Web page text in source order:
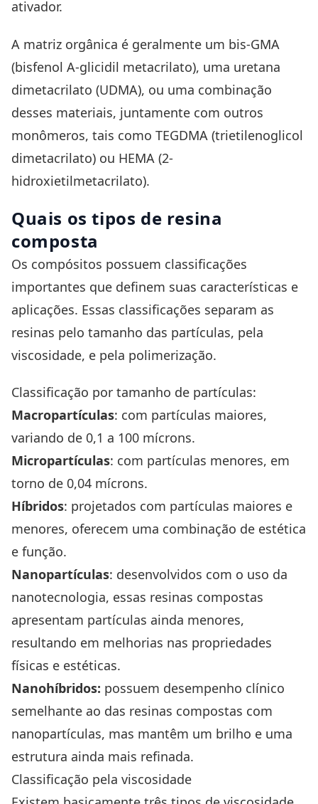
ativador.
A matriz orgânica é geralmente um bis-GMA
(bisfenol A-glicidil metacrilato), uma uretana
dimetacrilato (UDMA), ou uma combinação
desses materiais, juntamente com outros
monômeros, tais como TEGDMA (trietilenoglicol
dimetacrilato) ou HEMA (2-
hidroxietilmetacrilato).
Quais os tipos de resina
composta
Os compósitos possuem classificações
importantes que definem suas características e
aplicações. Essas classificações separam as
resinas pelo tamanho das partículas, pela
viscosidade, e pela polimerização.
Classificação por tamanho de partículas:
Macropartículas: com partículas maiores,
variando de 0,1 a 100 mícrons.
Micropartículas: com partículas menores, em
torno de 0,04 mícrons.
Híbridos: projetados com partículas maiores e
menores, oferecem uma combinação de estética
e função.
Nanopartículas: desenvolvidos com o uso da
nanotecnologia, essas resinas compostas
apresentam partículas ainda menores,
resultando em melhorias nas propriedades
físicas e estéticas.
Nanohíbridos: possuem desempenho clínico
semelhante ao das resinas compostas com
nanopartículas, mas mantêm um brilho e uma
estrutura ainda mais refinada.
Classificação pela viscosidade